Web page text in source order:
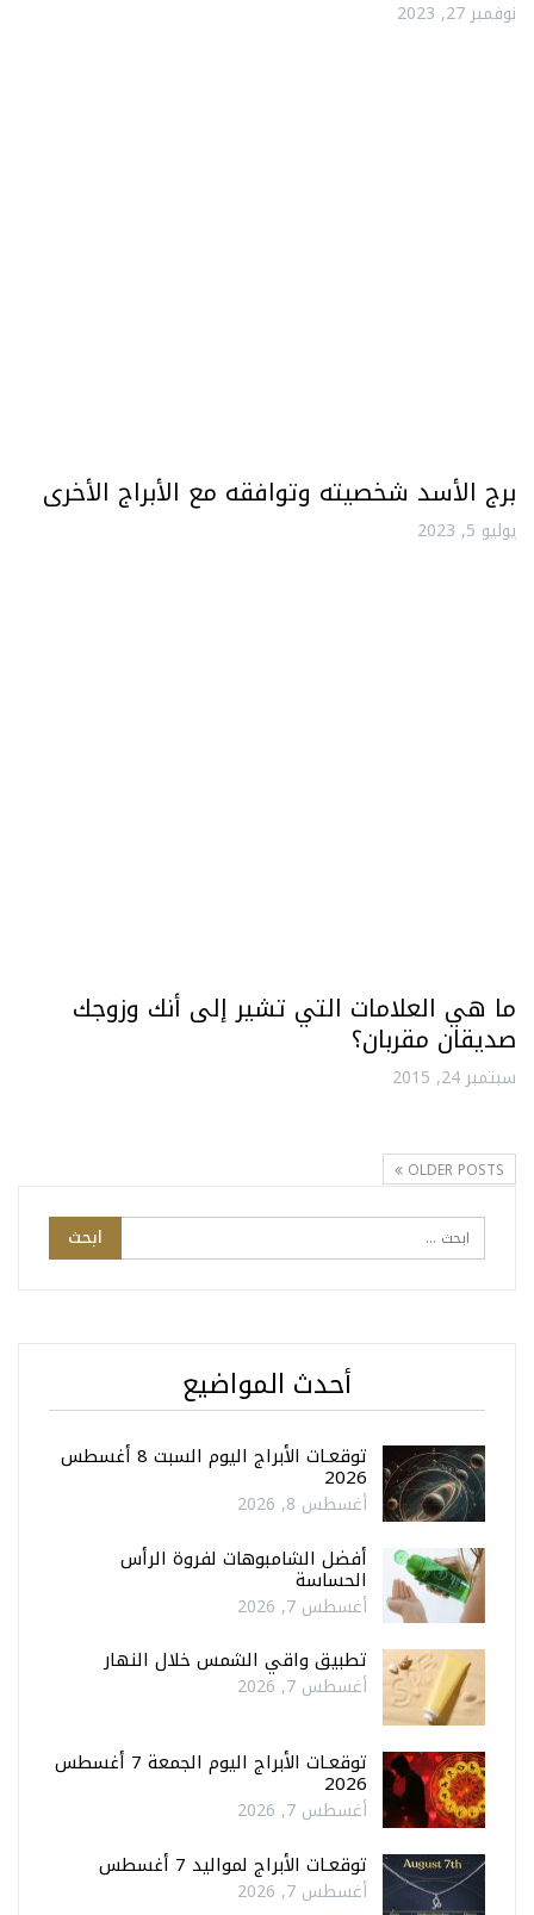
نوفمبر 27, 2023
برج الأسد شخصيته وتوافقه مع الأبراج الأخرى
يوليو 5, 2023
ما هي العلامات التي تشير إلى أنك وزوجك
صديقان مقربان؟
سبتمبر 24, 2015
OLDER POSTS
أحدث المواضيع
توقعـات الأبراج اليوم السبت 8 أغسطس
2026
أغسطس 8, 2026
أفضل الشامبوهات لفروة الرأس
الحساسة
أغسطس 7, 2026
تطبيق واقي الشمس خلال النهار
أغسطس 7, 2026
توقعـات الأبراج اليوم الجمعة 7 أغسطس
2026
أغسطس 7, 2026
توقعـات الأبراج لمواليد 7 أغسطس
أغسطس 7, 2026